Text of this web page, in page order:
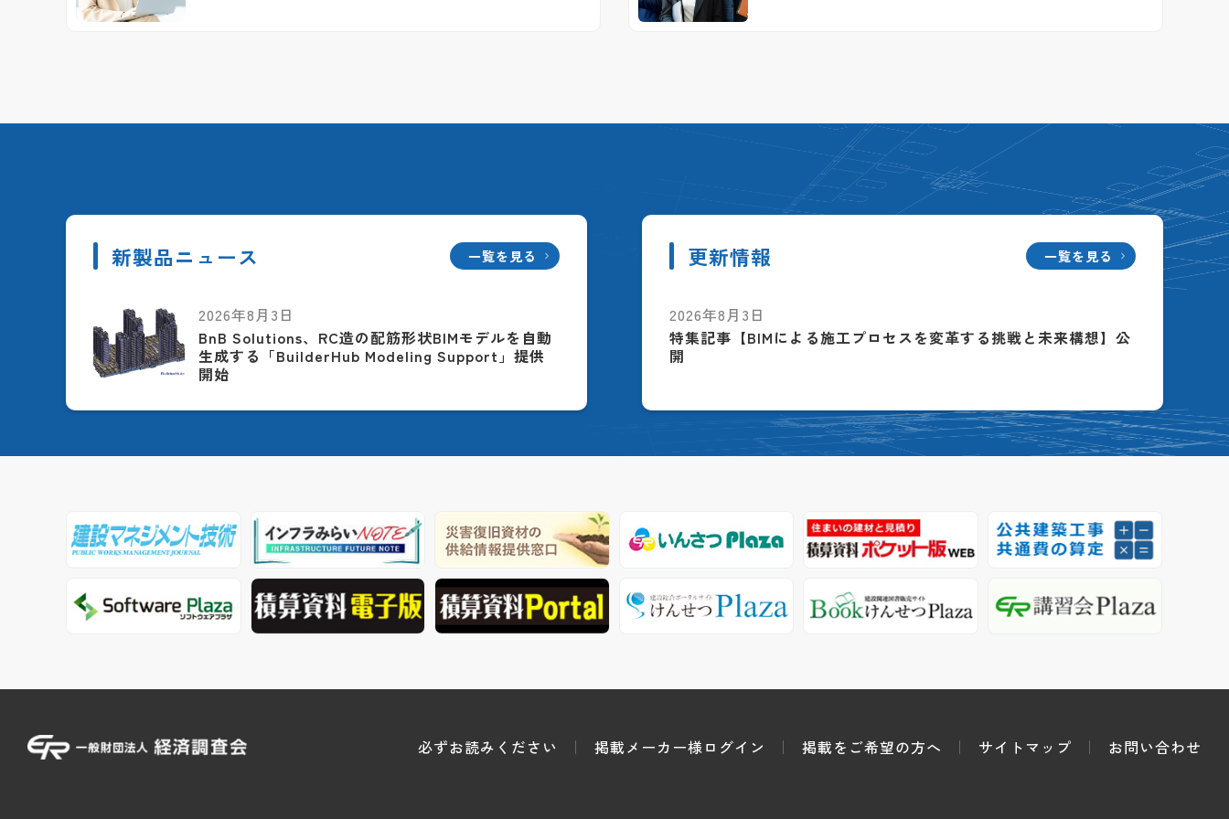
新製品ニュース 一覧を見る
2026年8月3日
BnB Solutions、RC造の配筋形状BIMモデルを自動
生成する「BuilderHub Modeling Support」提供
開始
更新情報 一覧を見る
2026年8月3日
特集記事【BIMによる施工プロセスを変革する挑戦と未来構想】公
開
必ずお読みください 掲載メーカー様ログイン 掲載をご希望の方へ サイトマップ お問い合わせ